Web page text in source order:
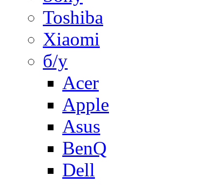
Toshiba
Xiaomi
б/у
Acer
Apple
Asus
BenQ
Dell